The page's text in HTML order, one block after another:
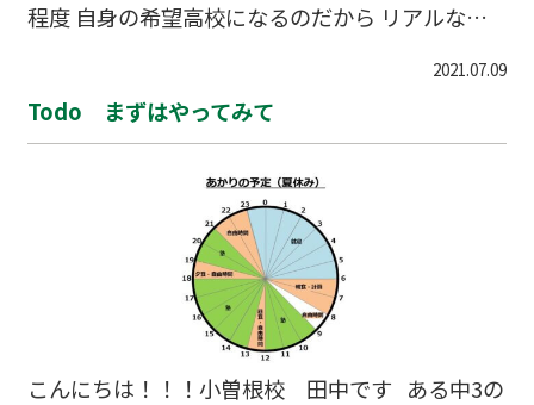
程度 自身の希望高校になるのだから リアルな希
希望する高校を キチンと目指すことができるよう
頑張る夏となるのです 今年も熱い夏になりそう
2021.07.09
Todo まずはやってみて
こんにちは！！！小曽根校 田中です ある中3の